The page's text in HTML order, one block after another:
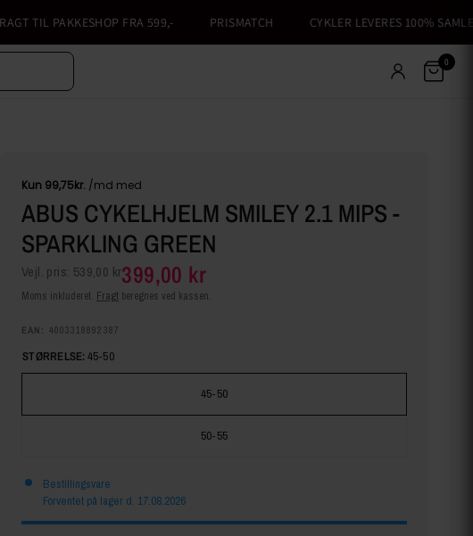
TIL PAKKESHOP FRA 599,- PRISMATCH CYKLER LEVERES 100% SAMLET
0
ABUS CYKELHJELM SMILEY 2.1 MIPS -
SPARKLING GREEN
Vejl. pris: 539,00 kr399,00 kr
Moms inkluderet. Fragt beregnes ved kassen.
EAN: 4003318892387
STØRRELSE: 45-50
45-50
50-55
Bestillingsvare
Forventet på lager d. 17.08.2026